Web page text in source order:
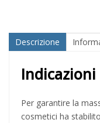
Descrizione
Per garantire la
cosmetici ha